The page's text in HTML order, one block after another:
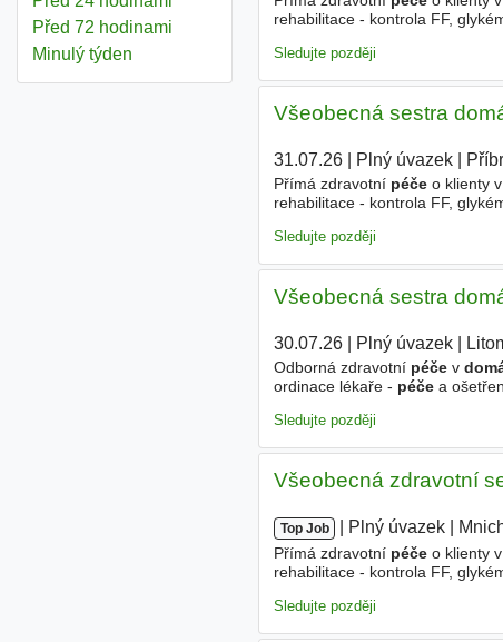
Před 72 hodinami
Minulý týden
rehabilitace - kontrola FF,
Sledujte později
Všeobecná sestra
31.07.26| Plný úvazek|
Přímá zdravotní péčeo klienty v
rehabilitace - kontrola FF,
Sledujte později
Všeobecná sestra
30.07.26| Plný úvazek|
Odborná zdravotní péčev
ordinace lékaře - péčea
Sledujte později
Všeobecná zdravotní
Top Job Plný úvazek
Přímá zdravotní péčeo klienty v
rehabilitace - kontrola FF,
Sledujte později